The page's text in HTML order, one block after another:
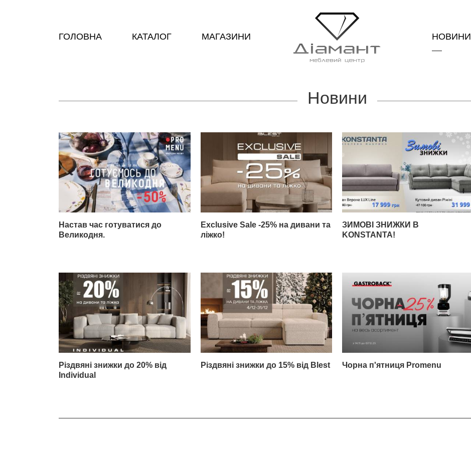
ГОЛОВНА КАТАЛОГ МАГАЗИНИ НОВИНИ
Новини
Настав час готуватися до
Великодня.
Exclusive Sale -25% на дивани та
ліжко!
ЗИМОВІ ЗНИЖКИ В
KONSTANTA!
Різдвяні знижки до 20% від
Individual
Різдвяні знижки до 15% від Blest Чорна п'ятниця Promenu